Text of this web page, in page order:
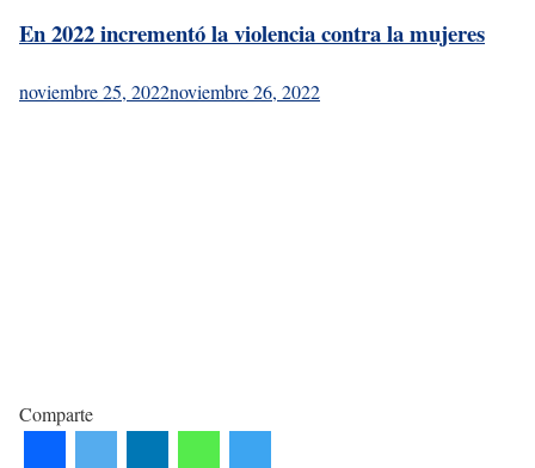
En 2022 incrementó la violencia contra la mujeres
noviembre 25, 2022noviembre 26, 2022
Comparte